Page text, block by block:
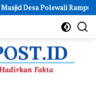
Rampung, Dukung